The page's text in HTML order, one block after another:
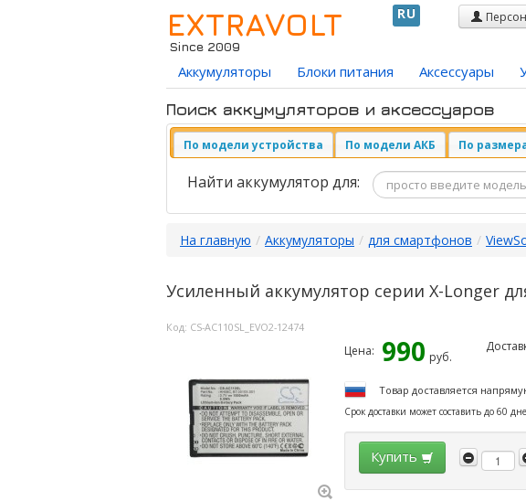
EXTRAVOLT
Since 2009
RU
Аккумуляторы Блоки питания Аксессуары
Поиск аккумуляторов и аксессуаров
По модели устройства По модели АКБ По
Найти аккумулятор для:
На главную / Аккумуляторы / для смартфонов /
Усиленный аккумулятор серии X-Longer
Код: CS-AC110SL_EVO2-12474
Цена: 990 руб.
Товар доставляется
Срок доставки может составить до 60
Купить